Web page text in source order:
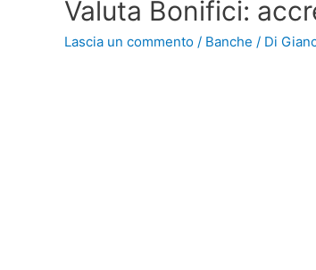
Valuta Bonifici:
Lascia un commento / Banche / Di